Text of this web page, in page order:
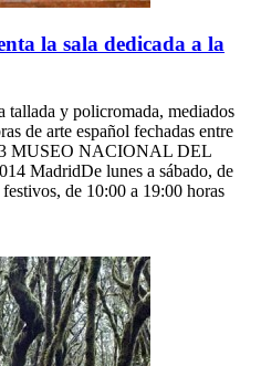
la sala dedicada a la
tallada y policromada, mediados
de arte español fechadas entre
MUSEO NACIONAL DEL
MadridDe lunes a sábado, de
de 10:00 a 19:00 horas